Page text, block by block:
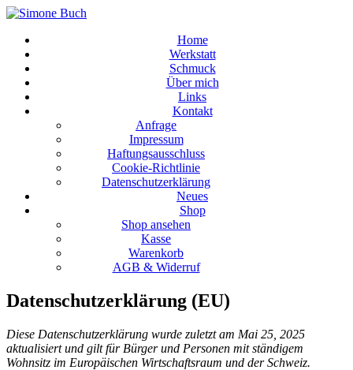
Home
Werkstatt
Schmuck
Über mich
Links
Kontakt
Anfrage
Impressum
Haftungsausschluss
Cookie-Richtlinie
Datenschutzerklärung
Neues
Shop
Shop ansehen
Kasse
Warenkorb
AGB & Widerruf
Datenschutzerklärung (EU)
Diese Datenschutzerklärung wurde zuletzt am Mai 25, 2025
aktualisiert und gilt für Bürger und Personen mit ständigem
Wohnsitz im Europäischen Wirtschaftsraum und der Schweiz.